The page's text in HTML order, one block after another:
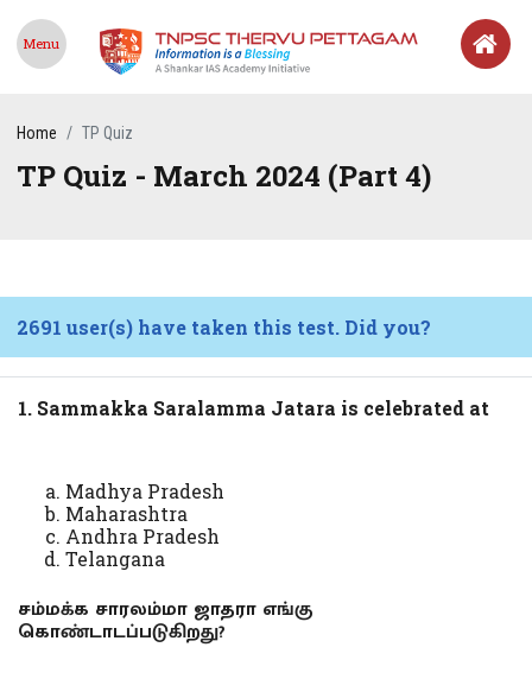
Menu
Home TP Quiz
TP Quiz - March 2024 (Part 4)
2691 user(s) have taken this test. Did you?
1. Sammakka Saralamma Jatara is celebrated at
Madhya Pradesh
Maharashtra
Andhra Pradesh
Telangana
சம்மக்க சாரலம்மா ஜாதரா எங்கு
கொண்டாடப்படுகிறது?